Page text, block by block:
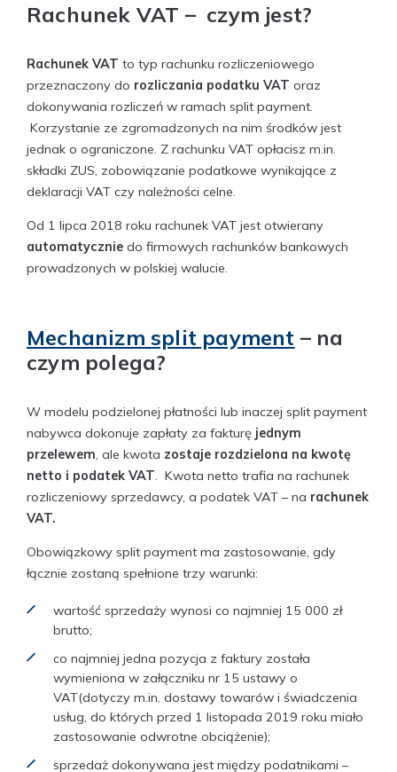
Rachunek VAT – czym jest?
Rachunek VAT to typ rachunku rozliczeniowego
przeznaczony do rozliczania podatku VAT oraz
dokonywania rozliczeń w ramach split payment.
Korzystanie ze zgromadzonych na nim środków jest
jednak o ograniczone. Z rachunku VAT opłacisz m.in.
składki ZUS, zobowiązanie podatkowe wynikające z
deklaracji VAT czy należności celne.
Od 1 lipca 2018 roku rachunek VAT jest otwierany
automatycznie do firmowych rachunków bankowych
prowadzonych w polskiej walucie.
Mechanizm split payment – na
czym polega?
W modelu podzielonej płatności lub inaczej split payment
nabywca dokonuje zapłaty za fakturę jednym
przelewem, ale kwota zostaje rozdzielona na kwotę
netto i podatek VAT. Kwota netto trafia na rachunek
rozliczeniowy sprzedawcy, a podatek VAT – na rachunek
VAT.
Obowiązkowy split payment ma zastosowanie, gdy
łącznie zostaną spełnione trzy warunki:
wartość sprzedaży wynosi co najmniej 15 000 zł
brutto;
co najmniej jedna pozycja z faktury została
wymieniona w załączniku nr 15 ustawy o
VAT(dotyczy m.in. dostawy towarów i świadczenia
usług, do których przed 1 listopada 2019 roku miało
zastosowanie odwrotne obciążenie);
sprzedaż dokonywana jest między podatnikami –